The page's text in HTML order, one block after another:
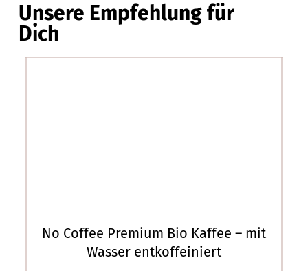
Unsere Empfehlung für
Dich
No Coffee Premium Bio Kaffee – mit
Wasser entkoffeiniert